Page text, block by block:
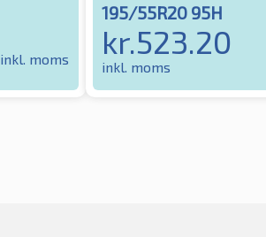
inkl. moms
195/55R20 95H
kr.523.20
inkl. moms